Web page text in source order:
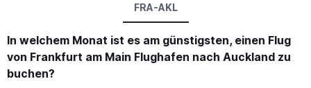
FRA-AKL
In welchem Monat ist es am günstigsten, einen Flug
von Frankfurt am Main Flughafen nach Auckland zu
buchen?